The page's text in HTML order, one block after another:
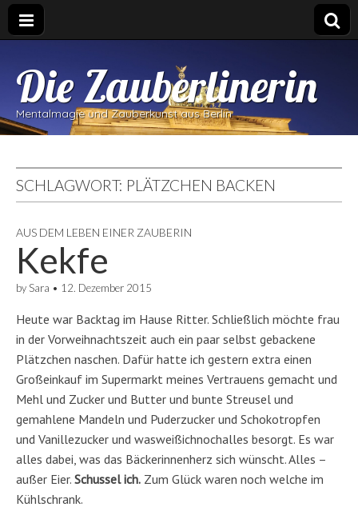
Die Zauberlinerin
Mentalmagie und Zauberkunst aus Berlin
SCHLAGWORT: PLÄTZCHEN BACKEN
AUS DEM LEBEN EINER ZAUBERIN
Kekfe
by Sara • 12. Dezember 2015
Heute war Backtag im Hause Ritter. Schließlich möchte frau
in der Vorweihnachtszeit auch ein paar selbst gebackene
Plätzchen naschen. Dafür hatte ich gestern extra einen
Großeinkauf im Supermarkt meines Vertrauens gemacht und
Mehl und Zucker und Butter und bunte Streusel und
gemahlene Mandeln und Puderzucker und Schokotropfen
und Vanillezucker und wasweißichnochalles besorgt. Es war
alles dabei, was das Bäckerinnenherz sich wünscht. Alles –
außer Eier. Schussel ich. Zum Glück waren noch welche im
Kühlschrank.